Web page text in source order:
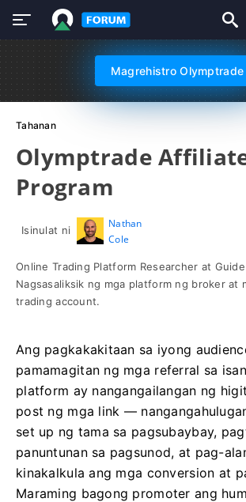
Magrehistro Olymptrade
Tahanan
Olymptrade
Program
Isinulat ni
Nathan
Cole
Online Trading Platform Researcher at
Nagsasaliksik ng mga platform ng broker at
trading account.
Ang pagkakakitaan sa iyong
pamamagitan ng mga referral sa
platform ay nangangailangan ng
post ng mga link —
set up ng tama sa pagsubaybay,
panuntunan sa pagsunod, at pag-
kinakalkula ang mga conversion at
Maraming bagong promoter ang